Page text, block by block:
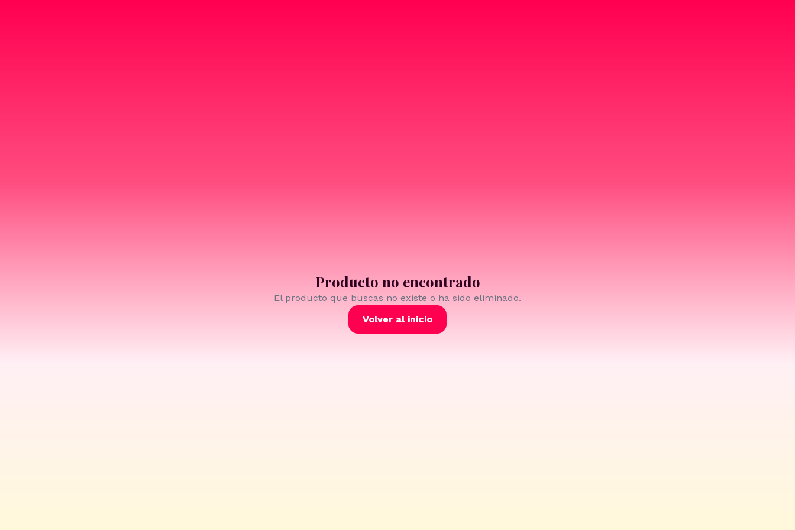
Producto no encontrado
El producto que buscas no existe o ha sido eliminado.
Volver al inicio